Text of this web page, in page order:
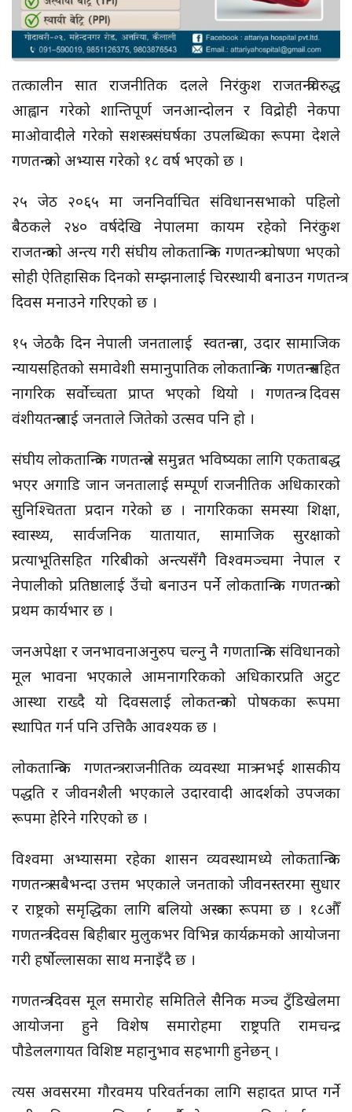
तत्कालीन सात राजनीतिक दलले निरंकुश राजतन्त्रविरुद्ध
आह्वान गरेको शान्तिपूर्ण जनआन्दोलन र विद्रोही नेकपा
माओवादीले गरेको सशस्त्र संघर्षका उपलब्धिका रूपमा देशले
गणतन्त्रको अभ्यास गरेको १८ वर्ष भएको छ ।
२५ जेठ २०६५ मा जननिर्वाचित संविधानसभाको पहिलो
बैठकले २४० वर्षदेखि नेपालमा कायम रहेको निरंकुश
राजतन्त्रको अन्त्य गरी संघीय लोकतान्त्रिक गणतन्त्र घोषणा भएको
सोही ऐतिहासिक दिनको सम्झनालाई चिरस्थायी बनाउन गणतन्त्र
दिवस मनाउने गरिएको छ ।
१५ जेठकै दिन नेपाली जनतालाई स्वतन्त्रता, उदार सामाजिक
न्यायसहितको समावेशी समानुपातिक लोकतान्त्रिक गणतन्त्रसहित
नागरिक सर्वाेच्चता प्राप्त भएको थियो । गणतन्त्र दिवस
वंशीयतन्त्रलाई जनताले जितेको उत्सव पनि हो ।
संघीय लोकतान्त्रिक गणतन्त्रले समुन्नत भविष्यका लागि एकताबद्ध
भएर अगाडि जान जनतालाई सम्पूर्ण राजनीतिक अधिकारको
सुनिश्चितता प्रदान गरेको छ । नागरिकका समस्या शिक्षा,
स्वास्थ्य, सार्वजनिक यातायात, सामाजिक सुरक्षाको
प्रत्याभूतिसहित गरिबीको अन्त्यसँगै विश्वमञ्चमा नेपाल र
नेपालीको प्रतिष्ठालाई उँचो बनाउन पर्ने लोकतान्त्रिक गणतन्त्रको
प्रथम कार्यभार छ ।
जनअपेक्षा र जनभावनाअनुरुप चल्नु नै गणतान्त्रिक संविधानको
मूल भावना भएकाले आमनागरिकको अधिकारप्रति अटुट
आस्था राख्दै यो दिवसलाई लोकतन्त्रको पोषकका रूपमा
स्थापित गर्न पनि उत्तिकै आवश्यक छ ।
लोकतान्त्रिक गणतन्त्र राजनीतिक व्यवस्था मात्र नभई शासकीय
पद्धति र जीवनशैली भएकाले उदारवादी आदर्शको उपजका
रूपमा हेरिने गरिएको छ ।
विश्वमा अभ्यासमा रहेका शासन व्यवस्थामध्ये लोकतान्त्रिक
गणतन्त्र सबैभन्दा उत्तम भएकाले जनताको जीवनस्तरमा सुधार
र राष्ट्रको समृद्धिका लागि बलियो अस्त्रका रूपमा छ । १८औँ
गणतन्त्र दिवस बिहीबार मुलुकभर विभिन्न कार्यक्रमको आयोजना
गरी हर्षाेल्लासका साथ मनाइँदै छ ।
गणतन्त्र दिवस मूल समारोह समितिले सैनिक मञ्च टुँडिखेलमा
आयोजना हुने विशेष समारोहमा राष्ट्रपति रामचन्द्र
पौडेललगायत विशिष्ट महानुभाव सहभागी हुनेछन् ।
त्यस अवसरमा गौरवमय परिवर्तनका लागि सहादत प्राप्त गर्ने